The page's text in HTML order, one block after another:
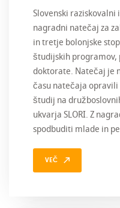
Slovenski raziskovalni
nagradni natečaj za
in tretje bolonjske
študijskih
doktorate. Natečaj je
času natečaja
študij na
ukvarja SLORI. Z
spodbuditi mlade in
VEČ